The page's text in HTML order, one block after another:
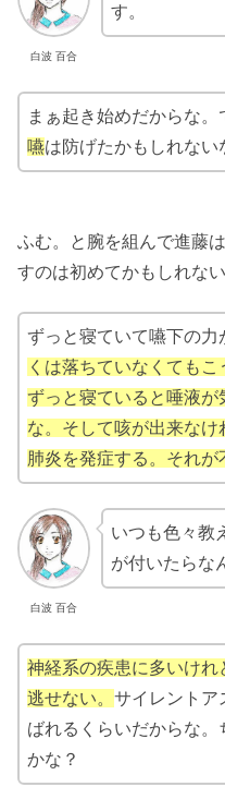
白波 百合
す。
まぁ起き始めだからな。
嚥は防げたかもしれない
ふむ。と腕を組んで進藤
すのは初めてかもしれな
ずっと寝ていて嚥下の力
くは落ちていなくても
ずっと寝ていると唾液が
な。そして咳が出来なけ
肺炎を発症する。それが
白波 百合
いつも色々教
が付いたらな
神経系の疾患に多いけれ
逃せない。 サイレントア
ばれるくらいだからな。
かな？